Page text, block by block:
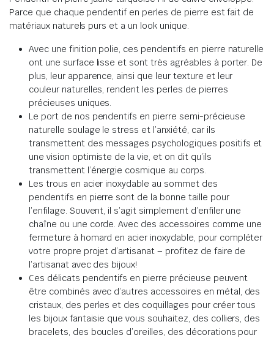
Parce que chaque pendentif en perles de pierre est fait de
matériaux naturels purs et a un look unique.
Avec une finition polie, ces pendentifs en pierre naturelle
ont une surface lisse et sont très agréables à porter. De
plus, leur apparence, ainsi que leur texture et leur
couleur naturelles, rendent les perles de pierres
précieuses uniques.
Le port de nos pendentifs en pierre semi-précieuse
naturelle soulage le stress et l’anxiété, car ils
transmettent des messages psychologiques positifs et
une vision optimiste de la vie, et on dit qu’ils
transmettent l’énergie cosmique au corps.
Les trous en acier inoxydable au sommet des
pendentifs en pierre sont de la bonne taille pour
l’enfilage. Souvent, il s’agit simplement d’enfiler une
chaîne ou une corde. Avec des accessoires comme une
fermeture à homard en acier inoxydable, pour compléter
votre propre projet d’artisanat – profitez de faire de
l’artisanat avec des bijoux!
Ces délicats pendentifs en pierre précieuse peuvent
être combinés avec d’autres accessoires en métal, des
cristaux, des perles et des coquillages pour créer tous
les bijoux fantaisie que vous souhaitez, des colliers, des
bracelets, des boucles d’oreilles, des décorations pour